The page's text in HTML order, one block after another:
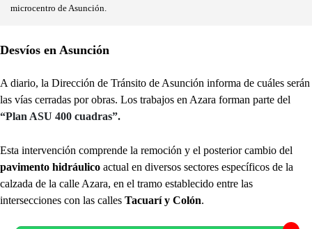
microcentro de Asunción.
Desvíos en Asunción
A diario, la Dirección de Tránsito de Asunción informa de cuáles serán
las vías cerradas por obras. Los trabajos en Azara forman parte del
“Plan ASU 400 cuadras”.
Esta intervención comprende la remoción y el posterior cambio del
pavimento hidráulico actual en diversos sectores específicos de la
calzada de la calle Azara, en el tramo establecido entre las
intersecciones con las calles Tacuarí y Colón.